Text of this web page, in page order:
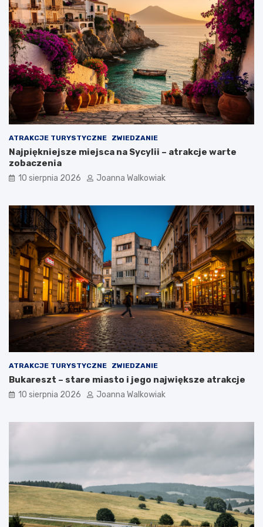
ATRAKCJE TURYSTYCZNE ZWIEDZANIE
Najpiękniejsze miejsca na Sycylii – atrakcje warte
zobaczenia
10 sierpnia 2026 Joanna Walkowiak
ATRAKCJE TURYSTYCZNE ZWIEDZANIE
Bukareszt – stare miasto i jego największe atrakcje
10 sierpnia 2026 Joanna Walkowiak